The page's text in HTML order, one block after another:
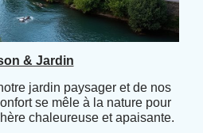
& Jardin
jardin paysager et de nos
se mêle à la nature pour
chaleureuse et apaisante.